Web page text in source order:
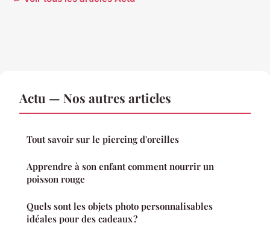
Actu — Nos autres articles
Tout savoir sur le piercing d'oreilles
Apprendre à son enfant comment nourrir un
poisson rouge
Quels sont les objets photo personnalisables
idéales pour des cadeaux ?